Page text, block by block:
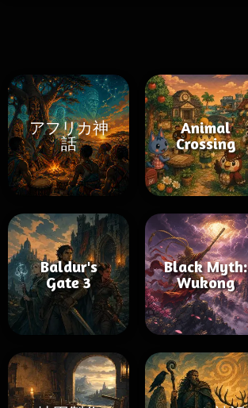
アフリカ神
話
Animal
Crossing
Baldur's
Gate 3
Black Myth:
Wukong